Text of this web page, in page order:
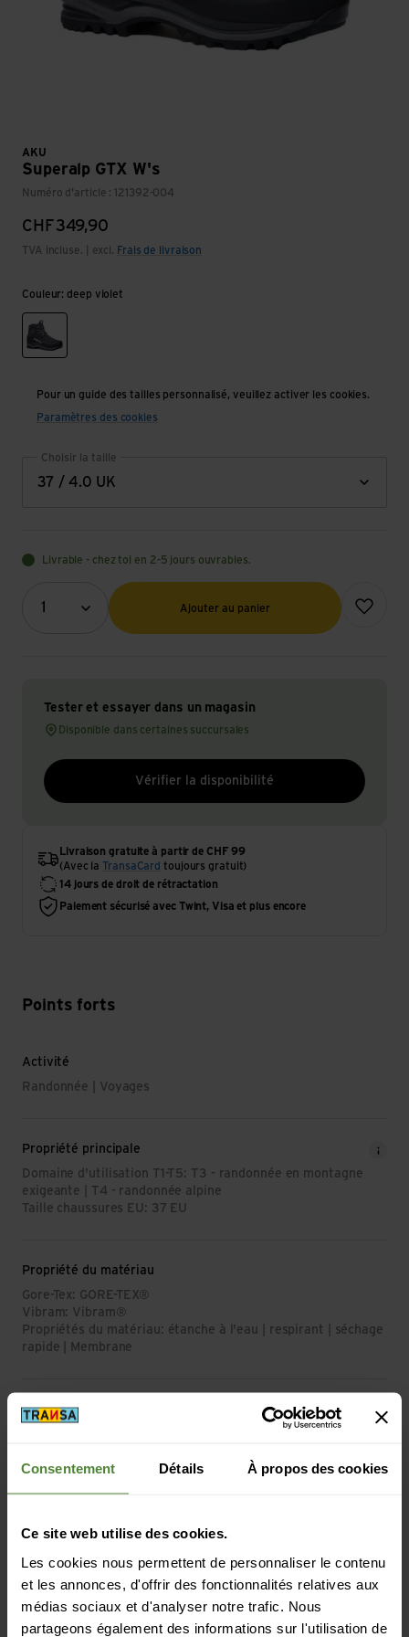
Consentement Détails À propos des cookies
Ce site web utilise des cookies.
Les cookies nous permettent de personnaliser le contenu
et les annonces, d'offrir des fonctionnalités relatives aux
médias sociaux et d'analyser notre trafic. Nous
partageons également des informations sur l'utilisation de
AKU
Superalp GTX W's
Numéro d'article : 121392-004
CHF349,90
TVA incluse. | excl. Frais de livraison
Couleur: deep violet
deep violet
Pour un guide des tailles personnalisé, veuillez activer les cookies.
Paramètres des cookies
37 / 4.0 UK
Choisir la taille
Livrable - chez toi en 2-5 jours ouvrables.
1
Quantité (optionnel)
Ajouter au panier
Ajouter à
Tester et essayer dans un magasin
Disponible dans certaines succursales
Vérifier la disponibilité
Livraison gratuite à partir de CHF 99
(Avec laTransaCard toujours gratuit)
14 jours de droit de rétractation
Paiement sécurisé avec Twint, Visa et plus encore
Points forts
Activité
Randonnée | Voyages
Propriété principale
Domaine d'utilisation T1-T5: T3 - randonnée en montagne
exigeante | T4 - randonnée alpine
Taille chaussures EU: 37 EU
Propriété du matériau
Gore-Tex: GORE-TEX®
Vibram: Vibram®
Propriétés du matériau: étanche à l'eau | respirant | séchage
rapide | Membrane
Matériau
Matériau d'origine animale: Cuir
Masse/poids
Poids en grammes: 1400 g